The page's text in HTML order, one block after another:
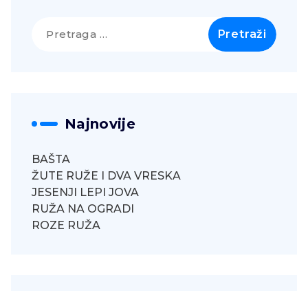
Najnovije
BAŠTA
ŽUTE RUŽE I DVA VRESKA
JESENJI LEPI JOVA
RUŽA NA OGRADI
ROZE RUŽA